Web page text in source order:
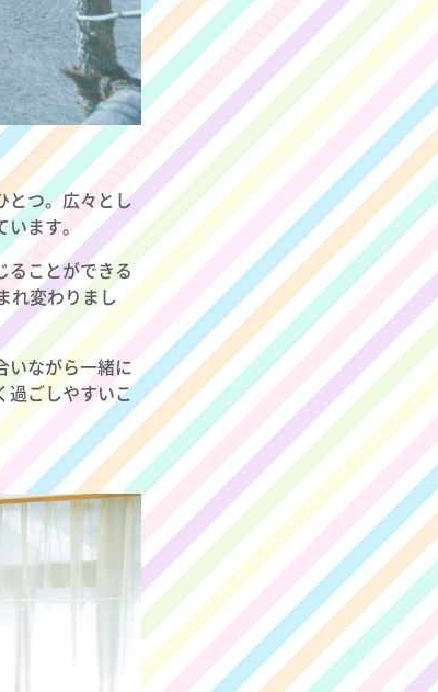
とつ。広々とし
ます。
ることができる
れ変わりまし
いながら一緒に
過ごしやすいこ